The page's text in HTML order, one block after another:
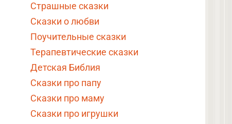
Страшные сказки
Сказки о любви
Поучительные сказки
Терапевтические сказки
Детская Библия
Сказки про папу
Сказки про маму
Сказки про игрушки